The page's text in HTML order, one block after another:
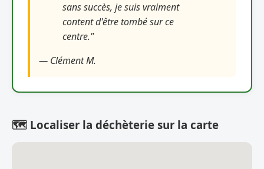
sans succès, je suis vraiment
content d'être tombé sur ce
centre."
— Clément M.
🗺️ Localiser la déchèterie sur la carte